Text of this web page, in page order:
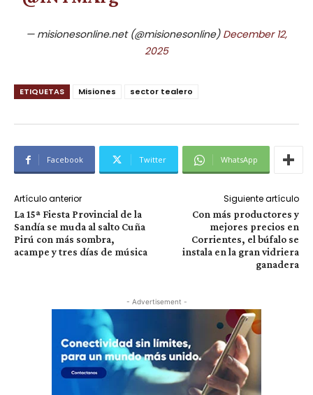
— misionesonline.net (@misionesonline) December 12,
2025
ETIQUETAS Misiones sector tealero
Facebook Twitter WhatsApp
Artículo anterior
La 15ª Fiesta Provincial de la
Sandía se muda al salto Cuña
Pirú con más sombra,
acampe y tres días de música
Siguiente artículo
Con más productores y
mejores precios en
Corrientes, el búfalo se
instala en la gran vidriera
ganadera
- Advertisement -